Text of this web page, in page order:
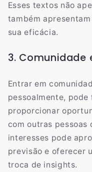
Esses textos não
também
sua eficácia.
3. Comunidade
Entrar em
pessoalmente,
proporcionar
com outras pessoas
interesses pode
previsão e oferecer
troca de insights.